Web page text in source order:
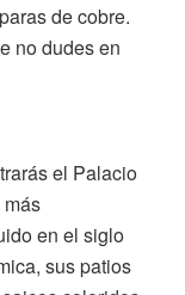
de cobre.
no dudes en
el Palacio
en el siglo
sus patios